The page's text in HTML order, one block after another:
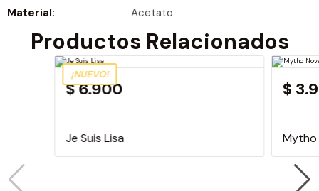
Material: Acetato
Productos Relacionados
¡NUEVO!
$ 6.900
Je Suis Lisa
$
Mytho